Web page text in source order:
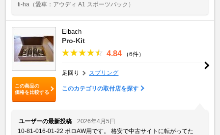
ti-ha （愛車：アウディ A1 スポーツバック）
この商品の
価格を比較する
Eibach
Pro-Kit
4.84 （6件）
足回り スプリング
このカテゴリの取付店を探す
ユーザーの最新投稿
2026年4月5日
10-81-016-01-22 ポロAW用です。 格安で中古サイトに転がってた